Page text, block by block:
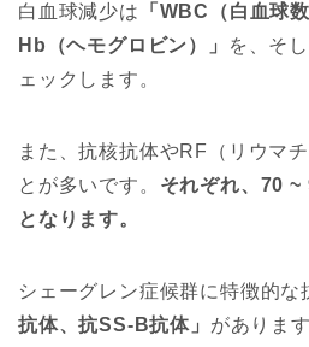
白血球減少は 「WBC（白血球数
Hb（ヘモグロビン）」
を、そ
ェックします。
また、抗核抗体やRF（リウマ
とが多いです。 それぞれ、 70 ~
となります。
シェーグレン症候群に特徴的な
抗体、抗SS-B抗体」 がありま